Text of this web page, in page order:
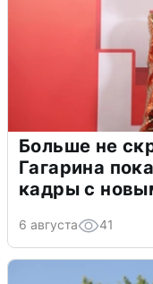
Больше не
Гагарина
кадры с
6 августа 41